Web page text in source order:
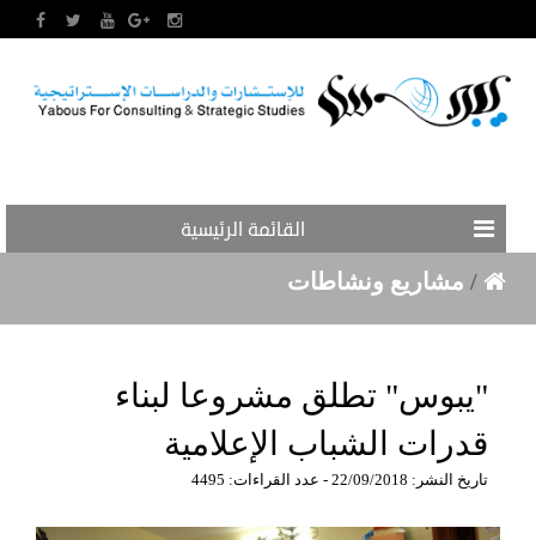
القائمة الرئيسية
/ مشاريع ونشاطات
"يبوس" تطلق مشروعا لبناء
قدرات الشباب الإعلامية
تاريخ النشر: 22/09/2018 - عدد القراءات: 4495